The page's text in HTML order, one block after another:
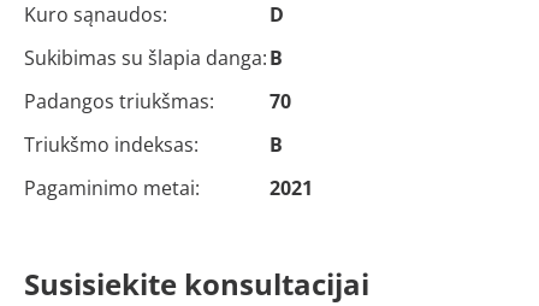
Kuro sąnaudos:
D
Sukibimas su šlapia danga:B
Padangos triukšmas:
70
Triukšmo indeksas:
B
Pagaminimo metai:
2021
Susisiekite konsultacijai